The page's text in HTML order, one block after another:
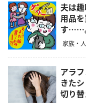
夫は
用品
す……
家族・
アラ
きた
切り